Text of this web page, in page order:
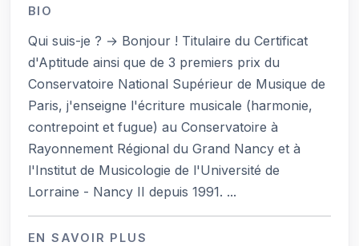
BIO
Qui suis-je ? → Bonjour ! Titulaire du Certificat
d'Aptitude ainsi que de 3 premiers prix du
Conservatoire National Supérieur de Musique de
Paris, j'enseigne l'écriture musicale (harmonie,
contrepoint et fugue) au Conservatoire à
Rayonnement Régional du Grand Nancy et à
l'Institut de Musicologie de l'Université de
Lorraine - Nancy II depuis 1991. ...
EN SAVOIR PLUS